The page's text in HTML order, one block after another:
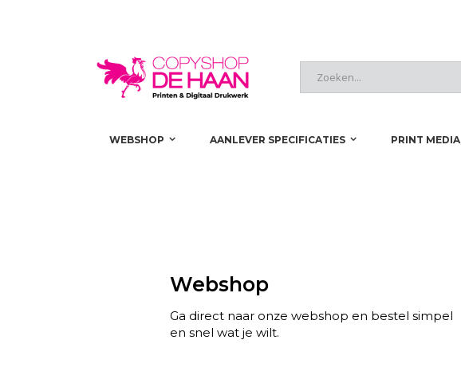
WEBSHOP AANLEVER SPECIFICATIES PRINT MEDIA
Webshop
Ga direct naar onze webshop en bestel simpel
en snel wat je wilt.